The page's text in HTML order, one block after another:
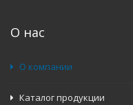
О нас
О компании
Каталог продукции